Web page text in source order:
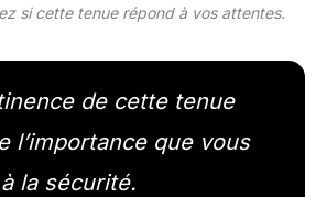
si cette tenue répond à vos attentes.
de cette tenue
l’importance que vous
la sécurité.